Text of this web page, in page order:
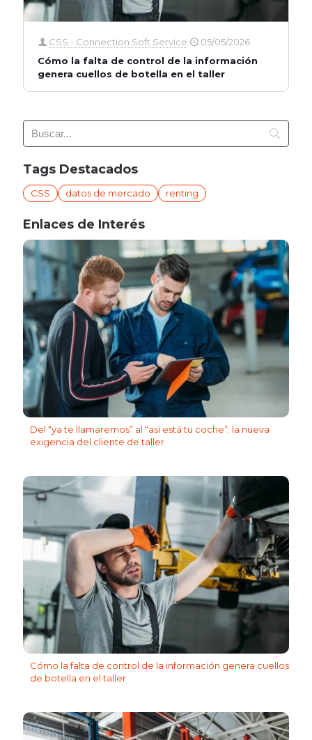
CSS - Connection Soft Service
05/05/2026
Cómo la falta de control de la información
genera cuellos de botella en el taller
Tags Destacados
CSS datos de mercado renting
Enlaces de Interés
Del “ya te llamaremos” al “así está tu coche”: la nueva
exigencia del cliente de taller
Cómo la falta de control de la información genera cuellos
de botella en el taller